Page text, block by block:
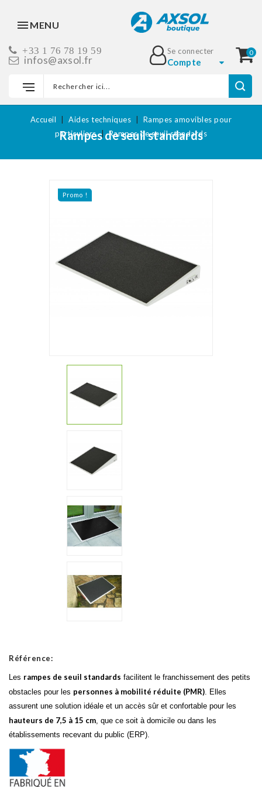
MENU
+33 1 76 78 19 59
infos@axsol.fr
0
Se connecter
Compte
Rampes de seuil standards
Accueil Aides techniques
Rampes amovibles pour
particuliers
Rampes de seuil standards
Promo !
Référence:
Les rampes de seuil standards facilitent le franchissement des petits
obstacles pour les personnes à mobilité réduite (PMR) . Elles
assurent une solution idéale et un accès sûr et confortable pour les
hauteurs de 7,5 à 15 cm , que ce soit à domicile ou dans les
établissements recevant du public (ERP).